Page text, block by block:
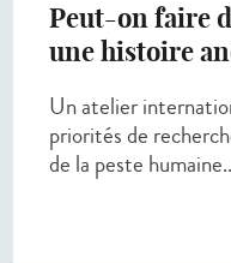
Peut-on faire
une histoire
Un atelier
priorités de
de la peste